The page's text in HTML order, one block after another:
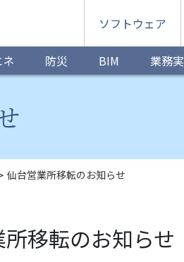
ソフトウェア
防災 BIM 業務
仙台営業所移転のお知らせ
移転のお知らせ